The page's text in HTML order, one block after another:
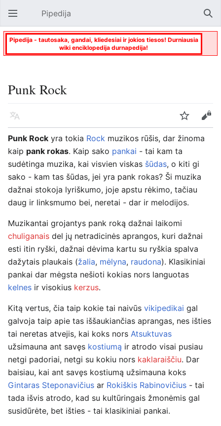
Atverti pagrindinį meniu Pipedija
Pipedija - tautosaka, gandai, kliedesiai ir jokios tiesos! Durniausia
wiki enciklopedija durnapedija!
Punk Rock
Kalba Stebėti
Keisti
Punk Rock yra tokia Rock muzikos rūšis, dar žinoma
kaip pank rokas. Kaip sako pankai - tai kam ta
sudėtinga muzika, kai visvien viskas šūdas, o kiti gi
sako - kam tas šūdas, jei yra pank rokas? Ši muzika
dažnai stokoja lyriškumo, joje apstu rėkimo, tačiau
daug ir linksmumo bei, neretai - dar ir melodijos.
Muzikantai grojantys pank roką dažnai laikomi
chuliganais del jų netradicinės aprangos, kuri dažnai
esti itin ryški, dažnai dėvima kartu su ryškia spalva
dažytais plaukais (žalia, mėlyna, raudona). Klasikiniai
pankai dar mėgsta nešioti kokias nors languotas
kelnes ir visokius kerzus.
Kitą vertus, čia taip kokie tai naivūs vikipedikai gal
galvoja taip apie tas iššaukiančias aprangas, nes išties
tai neretas atvejis, kai koks nors Atsuktuvas
užsimauna ant savęs kostiumą ir atrodo visai pusiau
netgi padoriai, netgi su kokiu nors kaklaraiščiu. Dar
baisiau, kai ant savęs kostiumą užsimauna koks
Gintaras Steponavičius ar Rokiškis Rabinovičius - tai
tada išvis atrodo, kad su kultūringais žmonėmis gal
susidūrėte, bet išties - tai klasikiniai pankai.